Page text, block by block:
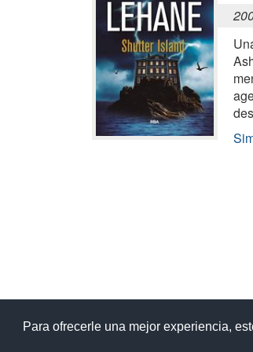
Para ofrecerle una mejor experiencia,